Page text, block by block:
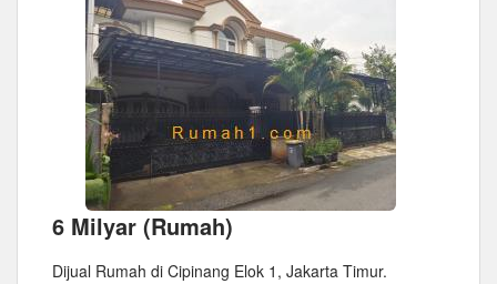
6 Milyar (Rumah)
Dijual Rumah di Cipinang Elok 1, Jakarta Timur.